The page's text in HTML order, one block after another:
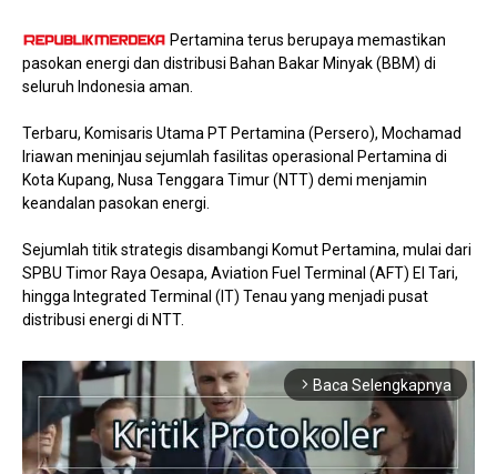
Pertamina terus berupaya memastikan
pasokan energi dan distribusi Bahan Bakar Minyak (BBM) di
seluruh Indonesia aman.
Terbaru, Komisaris Utama PT Pertamina (Persero), Mochamad
Iriawan meninjau sejumlah fasilitas operasional Pertamina di
Kota Kupang, Nusa Tenggara Timur (NTT) demi menjamin
keandalan pasokan energi.
Sejumlah titik strategis disambangi Komut Pertamina, mulai dari
SPBU Timor Raya Oesapa, Aviation Fuel Terminal (AFT) El Tari,
hingga Integrated Terminal (IT) Tenau yang menjadi pusat
distribusi energi di NTT.
arrow_forward_ios Baca Selengkapnya